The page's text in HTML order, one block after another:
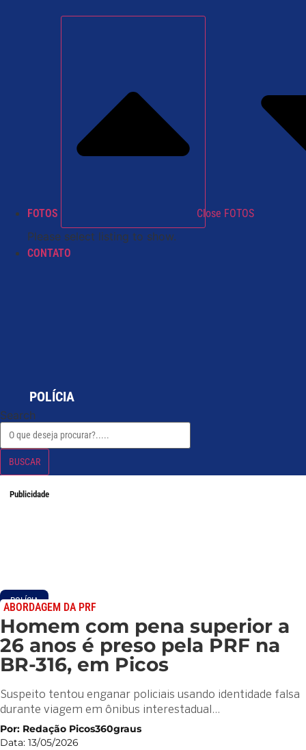
FOTOS Close FOTOS
Please select listing to show.
CONTATO
POLÍCIA
Search
BUSCAR
Publicidade
POLÍCIA
ABORDAGEM DA PRF
Homem com pena superior a
26 anos é preso pela PRF na
BR-316, em Picos
Suspeito tentou enganar policiais usando identidade falsa
durante viagem em ônibus interestadual…
Por: Redação Picos360graus
Data: 13/05/2026